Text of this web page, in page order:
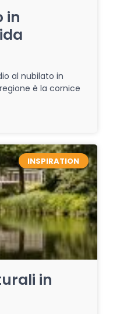
in
al nubilato in
è la cornice
INSPIRATION
in